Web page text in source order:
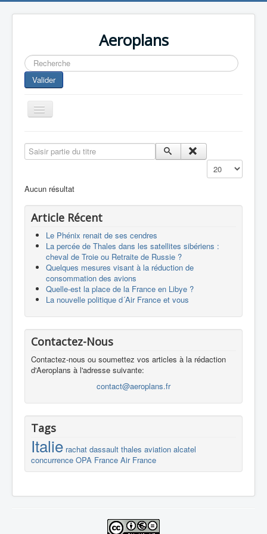
Aeroplans
Rechercher
Valider
Toggle
Navigation
Aviation Commerciale
Europespace
Drones
Saisir partie du titre
Affichage #
Aucun résultat
Article Récent
Le Phénix renait de ses cendres
La percée de Thales dans les satellites sibériens :
cheval de Troie ou Retraite de Russie ?
Quelques mesures visant à la réduction de
consommation des avions
Quelle-est la place de la France en Libye ?
La nouvelle politique d´Air France et vous
Contactez-Nous
Contactez-nous ou soumettez vos articles à la rédaction
d'Aeroplans à l'adresse suivante:
contact@aeroplans.fr
Tags
Italie rachat dassault thales aviation alcatel
concurrence OPA France Air France